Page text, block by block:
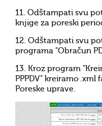
11. Odštampati svu
knjige za poreski
12. Odštampati svu
programa "Obračun
13. Kroz program
PPPDV" kreiramo
Poreske uprave.